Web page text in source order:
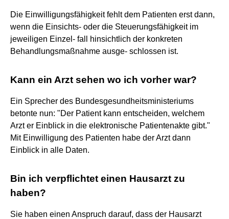
Die Einwilligungsfähigkeit fehlt dem Patienten erst dann,
wenn die Einsichts- oder die Steuerungsfähigkeit im
jeweiligen Einzel- fall hinsichtlich der konkreten
Behandlungsmaßnahme ausge- schlossen ist.
Kann ein Arzt sehen wo ich vorher war?
Ein Sprecher des Bundesgesundheitsministeriums
betonte nun: "Der Patient kann entscheiden, welchem
Arzt er Einblick in die elektronische Patientenakte gibt."
Mit Einwilligung des Patienten habe der Arzt dann
Einblick in alle Daten.
Bin ich verpflichtet einen Hausarzt zu
haben?
Sie haben einen Anspruch darauf, dass der Hausarzt